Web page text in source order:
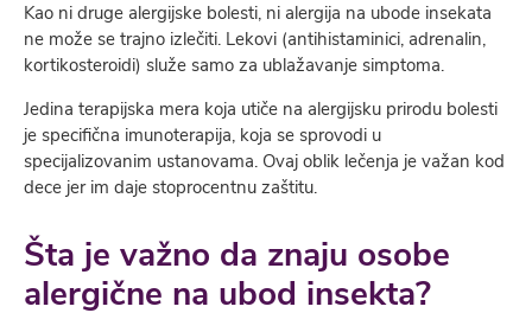
Kao ni druge alergijske bolesti, ni alergija na ubode insekata
ne može se trajno izlečiti. Lekovi (antihistaminici, adrenalin,
kortikosteroidi) služe samo za ublažavanje simptoma.
Jedina terapijska mera koja utiče na alergijsku prirodu bolesti
je specifična imunoterapija, koja se sprovodi u
specijalizovanim ustanovama. Ovaj oblik lečenja je važan kod
dece jer im daje stoprocentnu zaštitu.
Šta je važno da znaju osobe
alergične na ubod insekta?